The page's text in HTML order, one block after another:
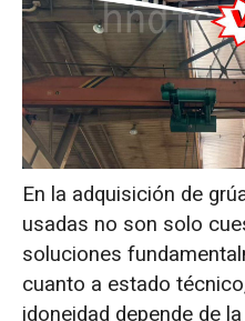
Seguridad y estado
Ciclo de vida: vida
útil restante
Mantenimiento y
repuestos y soporte
Resumen de
decisión correcta
En la adquisición de
usadas no son solo
soluciones
cuanto a estado
idoneidad depende de